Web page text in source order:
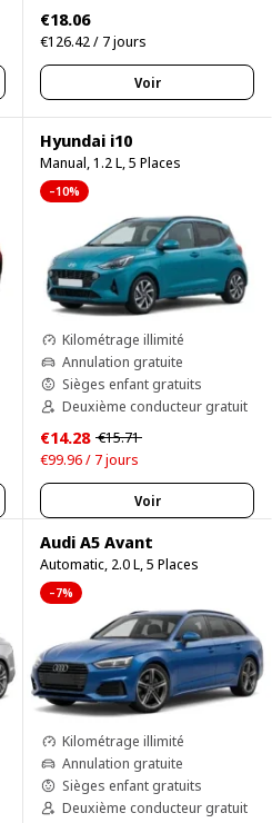
€18.06
€126.42 / 7 jours
Voir
Hyundai i10
Manual, 1.2 L, 5 Places
–10%
Kilométrage illimité
Annulation gratuite
Sièges enfant gratuits
Deuxième conducteur gratuit
€14.28 €15.71
€99.96 / 7 jours
Voir
Audi A5 Avant
Automatic, 2.0 L, 5 Places
–7%
Kilométrage illimité
Annulation gratuite
Sièges enfant gratuits
Deuxième conducteur gratuit